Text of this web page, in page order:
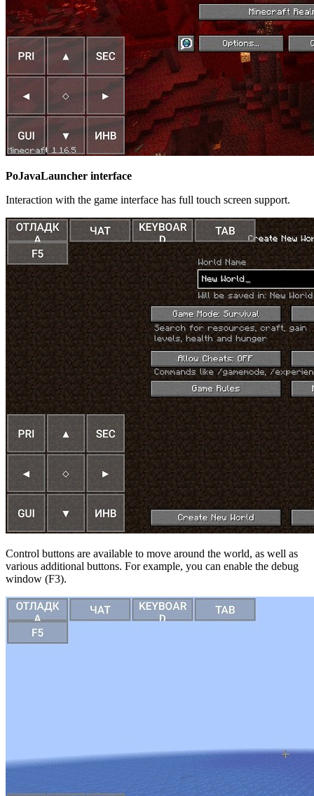
PoJavaLauncher interface
Interaction with the game interface has full touch screen support.
Control buttons are available to move around the world, as well as
various additional buttons. For example, you can enable the debug
window (F3).